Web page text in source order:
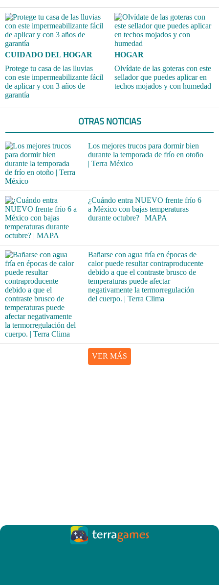
CUIDADO DEL HOGAR
Protege tu casa de las lluvias
con este impermeabilizante fácil
de aplicar y con 3 años de
garantía
HOGAR
Olvídate de las goteras con este
sellador que puedes aplicar en
techos mojados y con humedad
OTRAS NOTICIAS
Los mejores trucos para dormir bien
durante la temporada de frío en otoño
| Terra México
¿Cuándo entra NUEVO frente frío 6
a México con bajas temperaturas
durante octubre? | MAPA
Bañarse con agua fría en épocas de
calor puede resultar contraproducente
debido a que el contraste brusco de
temperaturas puede afectar
negativamente la termorregulación
del cuerpo. | Terra Clima
VER MÁS